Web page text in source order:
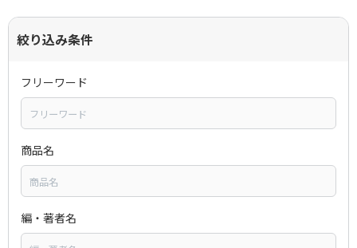
絞り込み条件
フリーワード
商品名
編・著者名